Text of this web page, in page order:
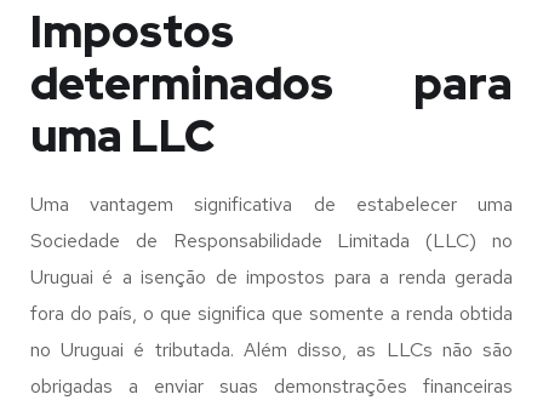
Impostos
determinados para
uma LLC
Uma vantagem significativa de estabelecer uma
Sociedade de Responsabilidade Limitada (LLC) no
Uruguai é a isenção de impostos para a renda gerada
fora do país, o que significa que somente a renda obtida
no Uruguai é tributada. Além disso, as LLCs não são
obrigadas a enviar suas demonstrações financeiras